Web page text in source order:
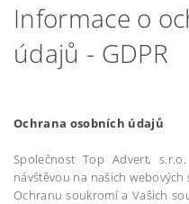
Informace o
údajů - GDPR
Ochrana osobních údajů
Společnost Top Advert,
návštěvou na našich
Ochranu soukromí a Vašich